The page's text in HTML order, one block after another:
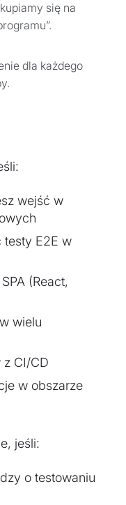
się na
dla każdego
wejść w
testy E2E w
(React,
wielu
z CI/CD
w obszarze
jeśli:
o testowaniu